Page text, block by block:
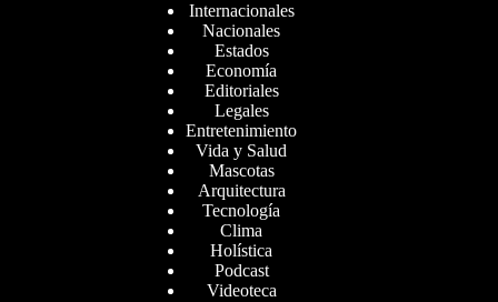
Internacionales
Nacionales
Estados
Economía
Editoriales
Legales
Entretenimiento
Vida y Salud
Mascotas
Arquitectura
Tecnología
Clima
Holística
Podcast
Videoteca